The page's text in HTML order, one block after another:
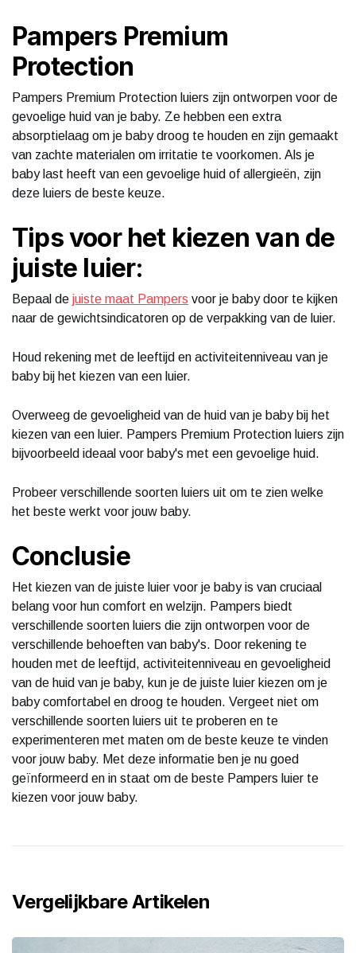
Pampers Premium
Protection
Pampers Premium Protection luiers zijn ontworpen voor de
gevoelige huid van je baby. Ze hebben een extra
absorptielaag om je baby droog te houden en zijn gemaakt
van zachte materialen om irritatie te voorkomen. Als je
baby last heeft van een gevoelige huid of allergieën, zijn
deze luiers de beste keuze.
Tips voor het kiezen van de
juiste luier:
Bepaal de juiste maat Pampers voor je baby door te kijken
naar de gewichtsindicatoren op de verpakking van de luier.
Houd rekening met de leeftijd en activiteitenniveau van je
baby bij het kiezen van een luier.
Overweeg de gevoeligheid van de huid van je baby bij het
kiezen van een luier. Pampers Premium Protection luiers zijn
bijvoorbeeld ideaal voor baby's met een gevoelige huid.
Probeer verschillende soorten luiers uit om te zien welke
het beste werkt voor jouw baby.
Conclusie
Het kiezen van de juiste luier voor je baby is van cruciaal
belang voor hun comfort en welzijn. Pampers biedt
verschillende soorten luiers die zijn ontworpen voor de
verschillende behoeften van baby's. Door rekening te
houden met de leeftijd, activiteitenniveau en gevoeligheid
van de huid van je baby, kun je de juiste luier kiezen om je
baby comfortabel en droog te houden. Vergeet niet om
verschillende soorten luiers uit te proberen en te
experimenteren met maten om de beste keuze te vinden
voor jouw baby. Met deze informatie ben je nu goed
geïnformeerd en in staat om de beste Pampers luier te
kiezen voor jouw baby.
Vergelijkbare Artikelen